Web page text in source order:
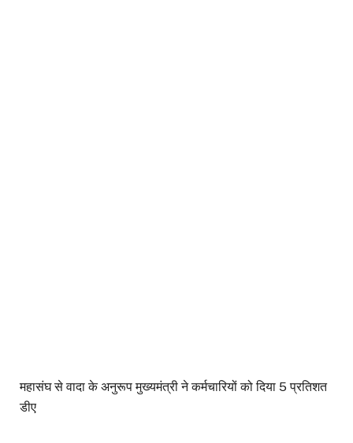
महासंघ से वादा के अनुरूप मुख्यमंत्री ने कर्मचारियों को दिया 5 प्रतिशत
डीए